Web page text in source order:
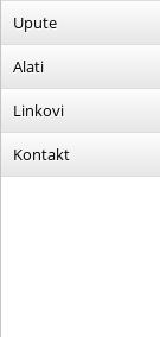
Upute
Alati
Linkovi
Kontakt